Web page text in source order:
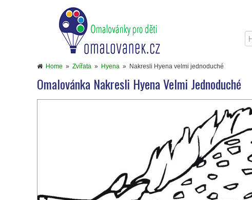
Home » Zvířata » Hyena » Nakresli Hyena velmi jednoduché
Omalovánka Nakresli Hyena Velmi Jednoduché